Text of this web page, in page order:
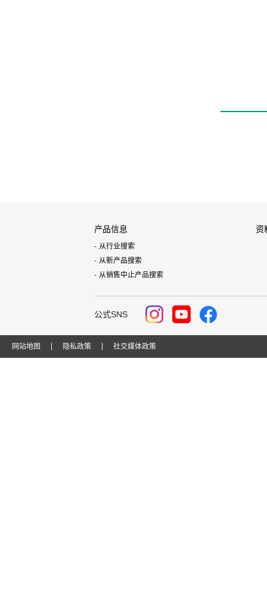
产品信息
从行业搜索
从新产品搜索
从销售中止产品搜索
资
公式SNS
网站地图 隐私政策 社交媒体政策